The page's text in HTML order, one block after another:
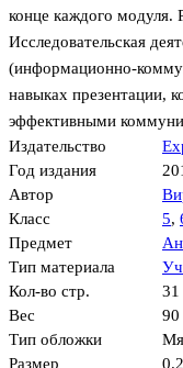
конце каждого модуля.
Исследовательская
(информационно-
навыках презентации,
эффективными
Издательство
Год издания
Автор
Класс
5,
Предмет
Тип материала
Кол-во стр.
31
Вес
90
Тип обложки
Размер